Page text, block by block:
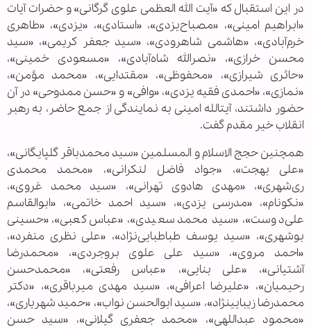
در این استقبال که «آیت الله العظمی علوی گرگانی» و حضرات آیات
«ابراهیم امینی»، «مصباح‌یزدی»، «استادی»، «یزدی»، «طاهری
خرم‏‌آبادی»، «هاشمی شاهرودی»، «سید جعفر كریمی»، «سید
محسن خرازی»، «نصرالله شاه‌‏آبادی»، «مسعودی خمینی»،
«حائری شیرازی»، «محفوظی»، «مقتدایی»، ‌«محمد مؤمن»،
«نمازی»، «احمدی فقیه یزدی»، «وافی» و «حسن ممدوحی» در آن
حضور داشتند، آیت‏الله امینی به نمایندگی از جمع حاضر، به رهبر
انقلاب خیر مقدم گفت.
همچنین حجج الاسلام و المسلمین «سید محمدباقر گلپایگانی»،
«علی بهجت»، «جواد فاضل لنکرانی»، «محمد محمدی
‌ری‏‌شهری»، «مهدی هادوی تهرانی»، «سید محمد غروی»،
«نكونام»، «مدرسی یزدی»، «سید احمد خاتمی»، «ابوالقاسم
علی‌دوست»، «سید محمد سعیدی»، «عباس كعبی»، «حسینی
بوشهری»، «سید یوسف طباطبایی‌‏نژاد»، «علی نظری منفرد»،
«احمد مروی»، «سید علی علوی بروجردی»، «محمدرضا
آشتیانی»، «علی بنایی»، «عباس رفعتی»، «محمدحسن
رحیمیان»، «علیرضا اعرافی»، «سید مهدی میرباقری»، «دکتر
محمدرضا زیبایی‏نژاد»، «سید ابوالحسن نواب»، ‌«حمید شهریاری»،
«محمود عبداللهی»، «محمد جعفری گیلانی»، «سید حسن